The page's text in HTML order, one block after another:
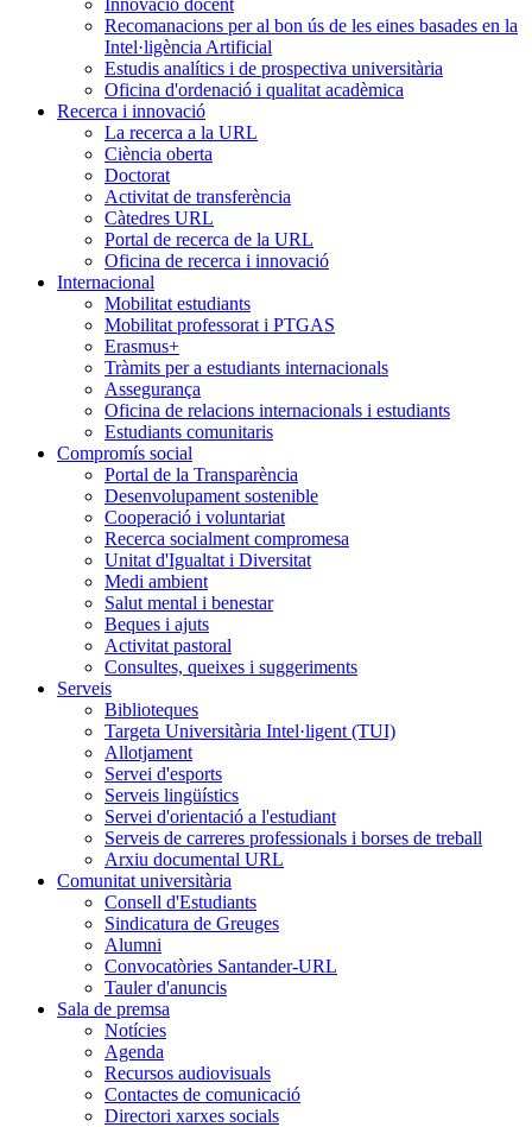
Recomanacions per al bon ús de les eines basades en la
Intel·ligència Artificial
Estudis analítics i de prospectiva universitària
Oficina d'ordenació i qualitat acadèmica
Recerca i innovació
La recerca a la URL
Ciència oberta
Doctorat
Activitat de transferència
Càtedres URL
Portal de recerca de la URL
Oficina de recerca i innovació
Internacional
Mobilitat estudiants
Mobilitat professorat i PTGAS
Erasmus+
Tràmits per a estudiants internacionals
Assegurança
Oficina de relacions internacionals i estudiants
Estudiants comunitaris
Compromís social
Portal de la Transparència
Desenvolupament sostenible
Cooperació i voluntariat
Recerca socialment compromesa
Unitat d'Igualtat i Diversitat
Medi ambient
Salut mental i benestar
Beques i ajuts
Activitat pastoral
Consultes, queixes i suggeriments
Serveis
Biblioteques
Targeta Universitària Intel·ligent (TUI)
Allotjament
Servei d'esports
Serveis lingüístics
Servei d'orientació a l'estudiant
Serveis de carreres professionals i borses de treball
Arxiu documental URL
Comunitat universitària
Consell d'Estudiants
Sindicatura de Greuges
Alumni
Convocatòries Santander-URL
Tauler d'anuncis
Sala de premsa
Notícies
Agenda
Recursos audiovisuals
Contactes de comunicació
Directori xarxes socials